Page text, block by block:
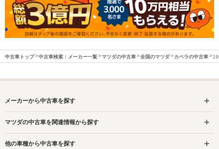
中古車トップ 中古車検索：メーカー一覧 マツダの中古車 全国のマツダ カペラの中古車
メーカーから中古車を探す
マツダの中古車を関連情報から探す
他の車種から中古車を探す